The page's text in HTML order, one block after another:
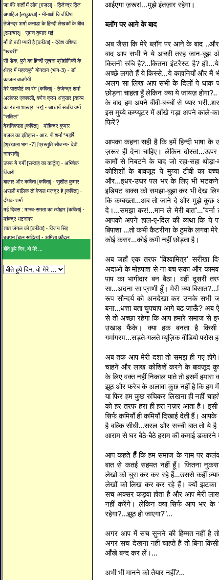
जा बँधे शर्तों में लोग [ग़ज़ल] - द्विजेन्द्र द्विज
अपाहिज [लघुकथा] - मीनाक्षी जिजीविषा
तेजेन्द्र शर्मा कनाडा के हिन्दी लेखकों के बीच
[समाचार] - सुमन कुमार घई
माँ वो बडी प्यारी है [कविता] - देवेश वशिष्ठ
"खबरी"
सी-डैक, पुणे का हिन्दी सूचना प्रौद्योगिकी के
क्षेत्र में महत्वपूर्ण योगदान (भाग-3) - डॉ.
काजल बाजपेयी
मेरे पासपोर्ट का रंग [कविता] - तेजेन्द्र शर्मा
अलंकार एकावली, वर्णन क्रम अनुसार [काव्य
का रचना शास्त्र: ५९] - आचार्य संजीव वर्मा
"सलिल"
देशनिकाला [कविता] - मोहिन्दर कुमार
ग़ज़ल का इतिहास - आर. पी शर्मा “महर्षि
[श्रंखला भाग -7] [प्रस्तुति सौजन्य- देवी
नागरानी]
उफ्फ ये गर्मी [सप्ताह का कार्टून] - अभिषेक
तिवारी
बाज़ार और कविता [कविता] - सुशील कुमार
असली मालिक तो केवल मज़दूर है [कविता] -
दीपक शर्मा
मई दिवस : मानव-समता का त्योहार [कविता] -
महेन्द्र भटनागर
शांत जंगल को [कविता] - विजय सिंह
बचपन [बाल साहित्य] - अमिता कौंदल
बीते हुये दिन, वो मेरे ...
आईएगा ज़रूर!...मुझे इंतज़ार रहेगा।
ब्लॉग पर आने के बाद
अब जैसा कि मेरे ब्लॉग पर आने के बाद
बाद आप सभी ने ये अच्छी तरह जान-बूझ
कितनी रुचि है?...कितना इंटरैस्ट है?
अच्छे लगते हैँ ये किस्से...ये कहानियाँ और मैं
अलग सा लिख आप सभी के दिलों पे धाक
छोड़ना चाहता हूँ लेकिन क्या ये जायज़
के बाद हम अपने बीवी-बच्चों से प्यार
इस मुय्ये कम्प्यूटर में आँखे गड़ा अपने काले-
फिरें?
आपका कहना सही है कि हमें हिन्दी भाषा
ज़रूर ही देना चाहिए। लेकिन
कामों से निबटने के बाद जो रहा-सहा
कोशिशों के बावजूद ये मुय्या टीवी का
और...इधर-उधर पल भर के लिए भी भटकने
इडियट बाक्स को समझा-बुझा कर भी देख
कि कम्बख्त!...अब तो जाने दे और मुझे कुछ
दे।...समझा कर!...मान ले मेरी
आपको अपने हाल-ए-दिल की व्यथा कि ये
बिपाशा ...तो कभी कैटरीना के ठुमके लगवा
कोई कसर...कोई कमी नहीं छोड़ता है।
अब जहाँ एक तरफ 'विश्वामित्र' सरीखा
अदाओं के मोहपाश से ना बच सका और
पाप का भागीदार बन बैठा। वहीं दूसरी
सा...अदना सा प्राणी हूँ। मेरी क्या
रूप सौन्दर्य को अनदेखा कर उनके सभी
बना...धत्ता बता चुपचाप आगे बढ जाऊँ? अब
से तो अच्छा रहेगा कि आप हमारे समाज से
उखाड़ फैंके। क्या हक बनता है
गर्मागरम...सड़ते-गलते म्यूज़िक वीडियो परोस
अब तक आप मेरी दशा तो समझ ही गए
चाहने और लाख कोशिशें करने के बावजूद
के लिए वक्त नहीं निकाल पाते तो इसमें
झूठ और फरेब के अलावा कुछ नहीं है कि हम में
या फिर हम कुछ रुचिकर लिखना ही नहीं
को हर तरफ हरा ही हरा नज़र आता है।
सिर्फ कमियाँ ही कमियाँ दिखाई देती हैं। आपके
है बल्कि सीधी...सरल और सच्ची बात तो ये
आराम से घर बैठे-बैठे हराम की कमाई डकारने
आप कहते हैँ कि हम समाज के नाम पर
बात से कतई सहमत नहीं हूँ। जितना
लेखो को चुरा कर कर रहे हैं...उससे कहीं
लेखों को लिख कर कर रहे हैं। क्यों झटका
सच अक्सर कड़वा होता है और आप मेरी लाख
नहीं करेंगे। लेकिन क्या सिर्फ आप भर के
रहेगा?...झूठ हो जाएगा?"...
अगर आप में सच सुनने की हिम्मत नहीं है
अगर सच देखना नहीं चाहते हैं तो बिना
आँखे बन्द कर लें।...
अभी भी मानने को तैयार नहीं?...